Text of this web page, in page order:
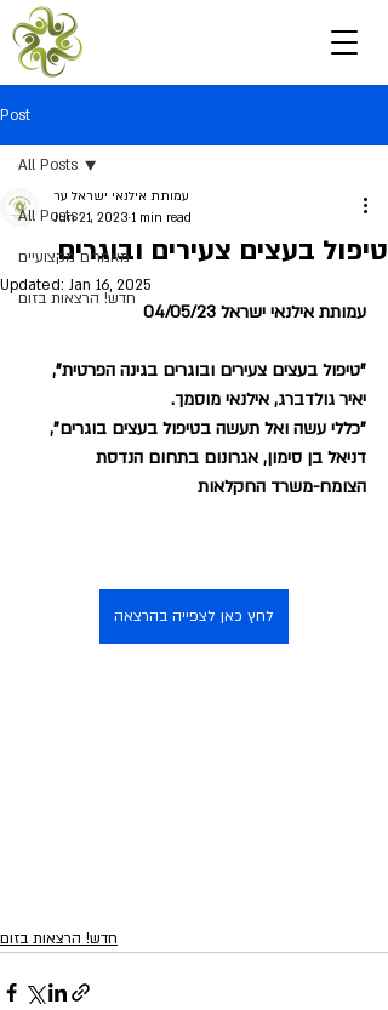
Post
All Posts
מאמרים מקצועיים
חדש! הרצאות בזום
All Posts
טיפול בעצים צעירים ובוגרים
עמותת אילנאי ישראל ער
Jun 21, 2023 1 min read
Updated: Jan 16, 2025
עמותת אילנאי ישראל 04/05/23
"טיפול בעצים צעירים ובוגרים בגינה הפרטית",
יאיר גולדברג, אילנאי מוסמך.
"כללי עשה ואל תעשה בטיפול בעצים בוגרים",
דניאל בן סימון, אגרונום בתחום הנדסת
הצומח-משרד החקלאות
לחץ כאן לצפייה בהרצאה
חדש! הרצאות בזום